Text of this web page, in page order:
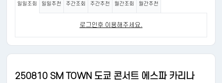
일일조회 일일추천 주간조회 주간추천 월간조회 월간추천
로그인후 이용해주세요.
250810 SM TOWN 도쿄 콘서트 에스파 카리나